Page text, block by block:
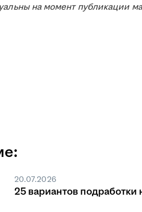
на момент публикации
20.07.2026
25 вариантов подработки